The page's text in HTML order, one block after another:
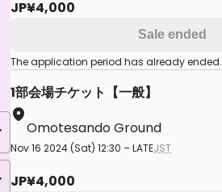
JP¥4,000
Sale ended
The application period has already ended.
1部会場チケット【一般】
Omotesando Ground
Nov 16 2024 (Sat) 12:30 – LATEJST
JP¥4,000